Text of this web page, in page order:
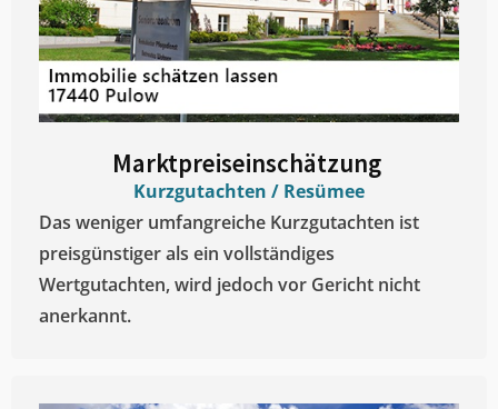
Marktpreiseinschätzung ​
Kurzgutachten / Resümee
Das weniger umfangreiche Kurzgutachten ist
preisgünstiger als ein vollständiges
Wertgutachten, wird jedoch vor Gericht nicht
anerkannt.